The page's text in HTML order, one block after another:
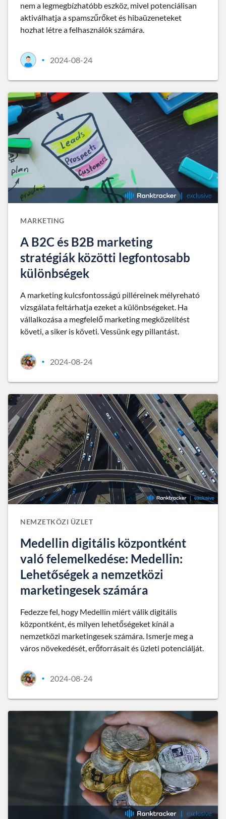
nem a legmegbízhatóbb eszköz, mivel potenciálisan
aktiválhatja a spamszűrőket és hibaüzeneteket
hozhat létre a felhasználók számára.
• 2024-08-24
MARKETING
A B2C és B2B marketing
stratégiák közötti legfontosabb
különbségek
A marketing kulcsfontosságú pilléreinek mélyreható
vizsgálata feltárhatja ezeket a különbségeket. Ha
vállalkozása a megfelelő marketing megközelítést
követi, a siker is követi. Vessünk egy pillantást.
• 2024-08-24
NEMZETKÖZI ÜZLET
Medellin digitális központként
való felemelkedése: Medellin:
Lehetőségek a nemzetközi
marketingesek számára
Fedezze fel, hogy Medellin miért válik digitális
központként, és milyen lehetőségeket kínál a
nemzetközi marketingesek számára. Ismerje meg a
város növekedését, erőforrásait és üzleti potenciálját.
• 2024-08-24